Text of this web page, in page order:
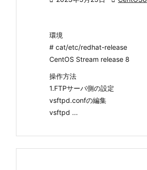
環境
# cat/etc/redhat-release
CentOS Stream release 8
操作方法
1.FTPサーバ側の設定
vsftpd.confの編集
vsftpd ...